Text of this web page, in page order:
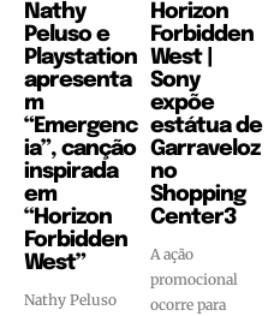
Nathy
Peluso e
Playstation
apresenta
m
“Emergenc
ia”, canção
inspirada
em
“Horizon
Forbidden
West”
Nathy Peluso
Horizon
Forbidden
West |
Sony
expõe
estátua de
Garraveloz
no
Shopping
Center3
A ação
promocional
ocorre para